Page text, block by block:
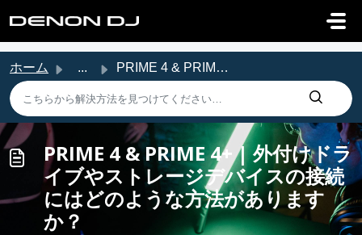
ホーム ... PRIME 4 & PRIME 4+ | 外付けドライブやストレージデバイスの接続にはどのような方法があり...
PRIME 4 & PRIME 4+ | 外付けドラ
イブやストレージデバイスの接続
にはどのような方法があります
か？